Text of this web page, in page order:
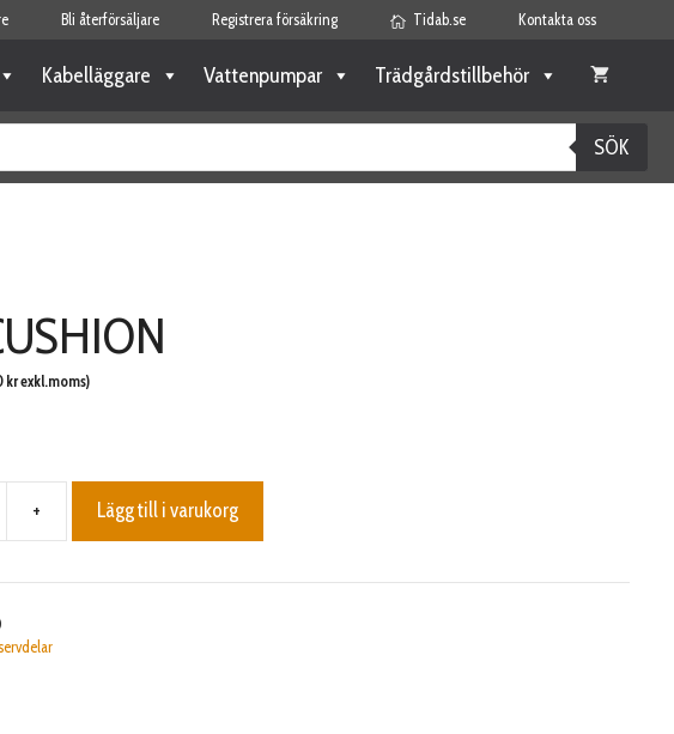
Bli återförsäljare Registrera försäkring Tidab.se Kontakta oss
Kabelläggare Vattenpumpar Trädgårdstillbehör
SÖK
krexkl.moms)
+ Lägg till i varukorg